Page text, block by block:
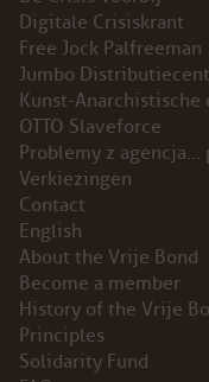
INSTAGRAM
BLUESKY
ENGLISH
ABOUT THE VRIJE
PRINCIPLES
BECOME A MEMBER
Digitale Crisiskrant
Free Jock Palfreeman
Jumbo
Kunst-Anarchistische
OTTO Slaveforce
Problemy z agencja…
Verkiezingen
Contact
English
About the Vrije Bond
Become a member
History of the Vrije
Principles
Solidarity Fund